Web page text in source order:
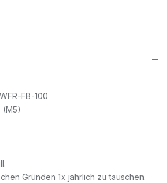
FB-100
(M5)
Gründen 1x jährlich zu tauschen.